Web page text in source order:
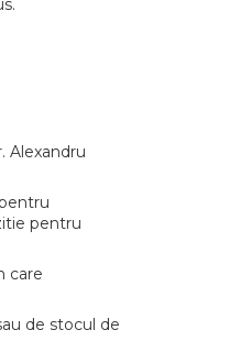
Alexandru
pentru
care
de stocul de